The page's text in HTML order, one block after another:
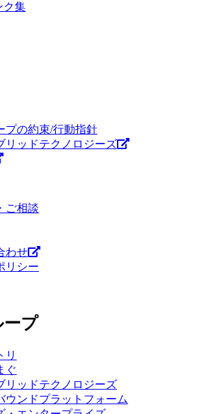
ク集
プの約束/行動指針
リッドテクノロジーズ
ご相談
わせ
リシー
ープ
リ
ぐ
リッドテクノロジーズ
ウンドプラットフォーム